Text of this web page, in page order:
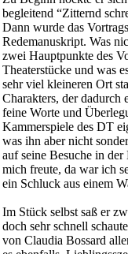
begleitend “Zitternd
Dann wurde das
Redemanuskript. Was
zwei Hauptpunkte des
Theaterstücke und was
sehr viel kleineren Ort
Charakters, der dadurch
feine Worte und
Kammerspiele des DT
was ihn aber nicht
auf seine Besuche in
mich freute, da war ich
ein Schluck aus einem
Im Stück selbst saß er
doch sehr schnell
von Claudia Bossard